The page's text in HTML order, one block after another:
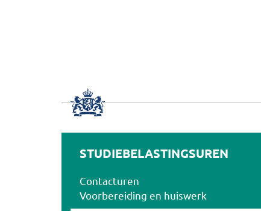
STUDIEBELASTINGSUREN
Contacturen
Voorbereiding en huiswerk